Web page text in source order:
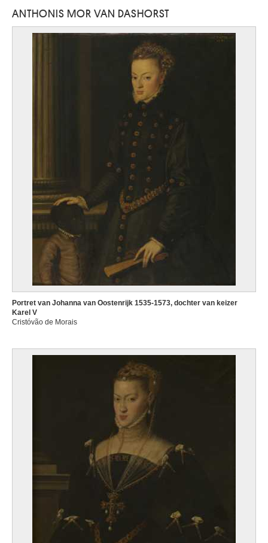
ANTHONIS MOR VAN DASHORST
Portret van Johanna van Oostenrijk 1535-1573, dochter van keizer
Karel V
Cristóvão de Morais